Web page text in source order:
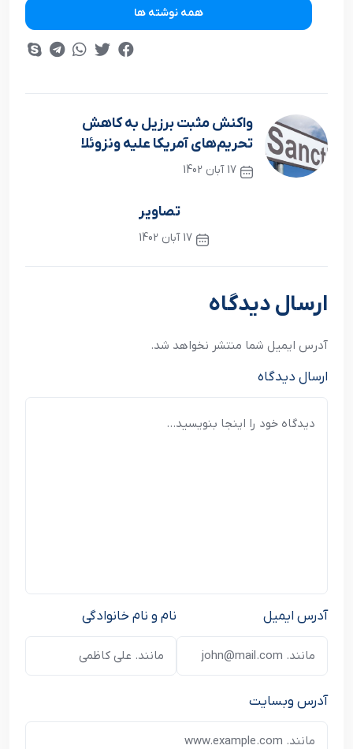
همه نوشته ها
واکنش مثبت برزيل به کاهش
تحريم‌هاي آمريکا عليه ونزوئلا
17 آبان 1402
تصاویر
17 آبان 1402
نوشته بعدی
ارسال دیدگاه
آدرس ایمیل شما منتشر نخواهد شد.
ارسال دیدگاه
نام و نام خانوادگی آدرس ایمیل
آدرس وبسایت